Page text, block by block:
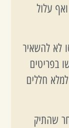
עלול
לא להשאיר
בפריטים
חללים
שהתיק